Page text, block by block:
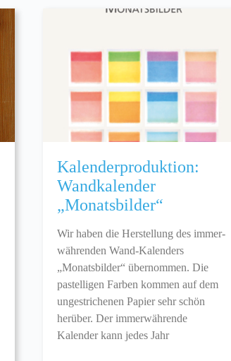
Kalenderproduktion:
Wandkalender
„Monatsbilder“
Wir haben die Herstellung des immer-
währenden Wand-Kalenders
„Monatsbilder“ übernommen. Die
pastelligen Farben kommen auf dem
ungestrichenen Papier sehr schön
herüber. Der immerwährende
Kalender kann jedes Jahr